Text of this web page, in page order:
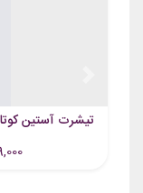
تیشرت آستین